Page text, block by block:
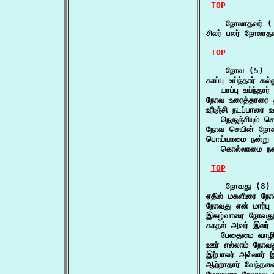
TOP
நோலாதவர்
சிலர் பலர்
TOP
    நோவ (5)
காப்பு உய்ந்தார்
யாப்பு
நோவ உரைத்தாரை
உரிஞ்சி
நெருஞ்சியும்
நோவ செயின்
பொய்யாமை நன்று
கொல்லாமை
TOP
    நோவது (8)
ஏதில் மகளிரை
நோவது என்
இகழ்வாரை
காதல் அவர் இலர்
பேதைமை
ஊர் எல்லாம்
இற்பாலர்
ஆற்றாதார்